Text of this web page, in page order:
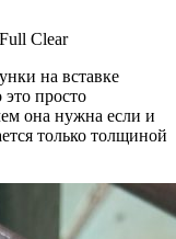
Clear
на вставке
просто
она нужна если и
только толщиной